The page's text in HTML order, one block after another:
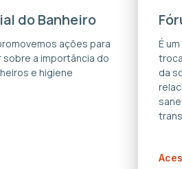
do Banheiro
ações para
a importância do
e higiene
É
da